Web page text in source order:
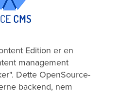
Edition er en
management
Dette OpenSource-
backend, nem